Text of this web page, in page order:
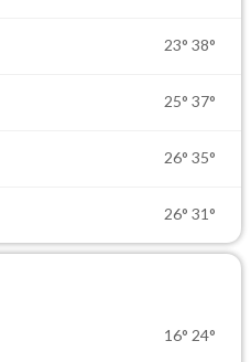
23° 38°
25° 37°
26° 35°
26° 31°
16° 24°